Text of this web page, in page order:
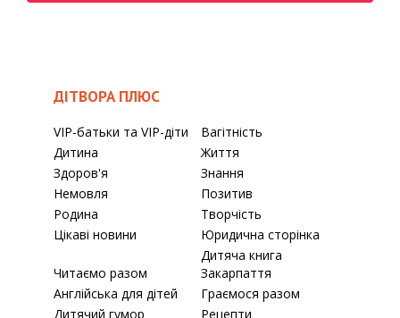
ДІТВОРА ПЛЮС
VIP-батьки та VIP-діти
Вагітність
Дитина
Життя
Здоров'я
Знання
Немовля
Позитив
Родина
Творчість
Цікаві новини
Юридична сторінка
Читаємо разом
Дитяча книга
Закарпаття
Англійська для дітей
Граємося разом
Дитячий гумор
Рецепти